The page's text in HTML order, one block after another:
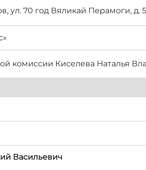
ул. 70 год Вяликай Перамоги, д.
комиссии Киселева Наталья
Васильевич